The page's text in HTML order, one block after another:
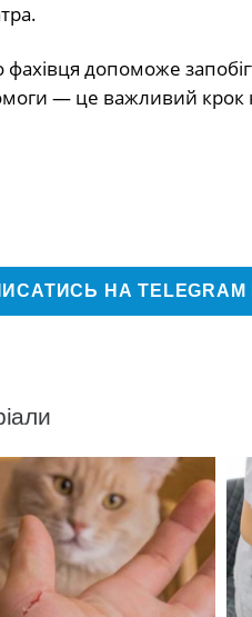
допоможе
— це важливий крок
НА